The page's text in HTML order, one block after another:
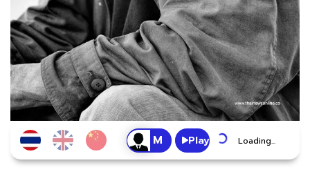
Play Loading...